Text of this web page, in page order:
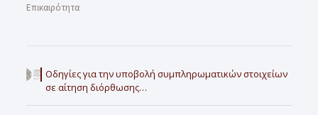
Επικαιρότητα
Οδηγίες για την υποβολή συμπληρωματικών στοιχείων
σε αίτηση διόρθωσης…